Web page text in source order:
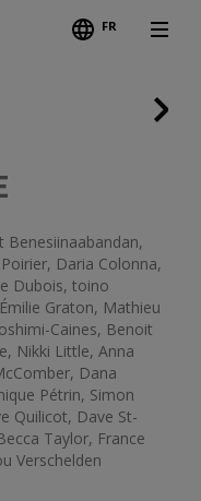
FR
Benesiinaabandan,
Daria Colonna,
Dubois, toino
Graton, Mathieu
Caines, Benoit
Nikki Little, Anna
Dana
Pétrin, Simon
Quilicot, Dave St-
Taylor, France
Verschelden